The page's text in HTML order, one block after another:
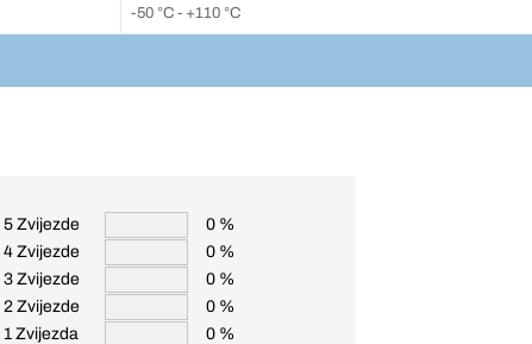
-50 °C - +110 °C
5 Zvijezde
0 %
4 Zvijezde
0 %
3 Zvijezde
0 %
2 Zvijezde
0 %
1 Zvijezda
0 %